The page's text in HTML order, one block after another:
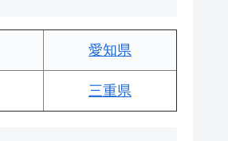
愛知県
三重県